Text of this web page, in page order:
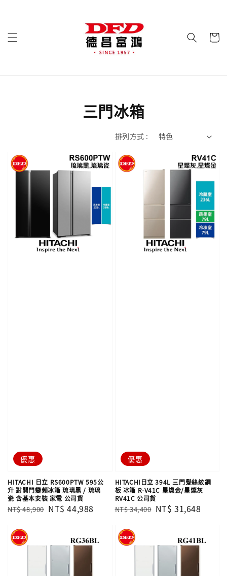
三門冰箱
排列方式 :
優惠
HITACHI 日立 RS600PTW 595公
升 對開門變頻冰箱 琉璃黑 / 琉璃
瓷 含基本安裝 家電 公司貨
Regular
NT$ 48,900 Sale
NT$ 44,988
優惠
HITACHI日立 394L 三門髮絲紋鋼
板 冰箱 R-V41C 星燦金/星燦灰
RV41C 公司貨
Regular
NT$ 34,400 Sale
NT$ 31,648